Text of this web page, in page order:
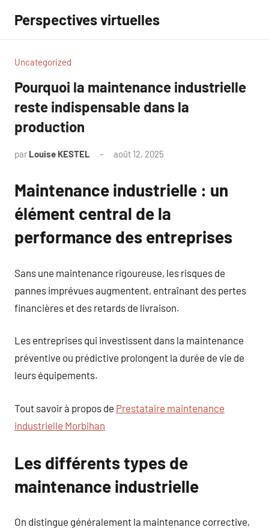
contenu
Perspectives virtuelles
Uncategorized
Pourquoi la maintenance industrielle
reste indispensable dans la
production
par Louise KESTEL août 12, 2025
Maintenance industrielle : un
élément central de la
performance des entreprises
Sans une maintenance rigoureuse, les risques de
pannes imprévues augmentent, entraînant des pertes
financières et des retards de livraison.
Les entreprises qui investissent dans la maintenance
préventive ou prédictive prolongent la durée de vie de
leurs équipements.
Tout savoir à propos de Prestataire maintenance
industrielle Morbihan
Les différents types de
maintenance industrielle
On distingue généralement la maintenance corrective,